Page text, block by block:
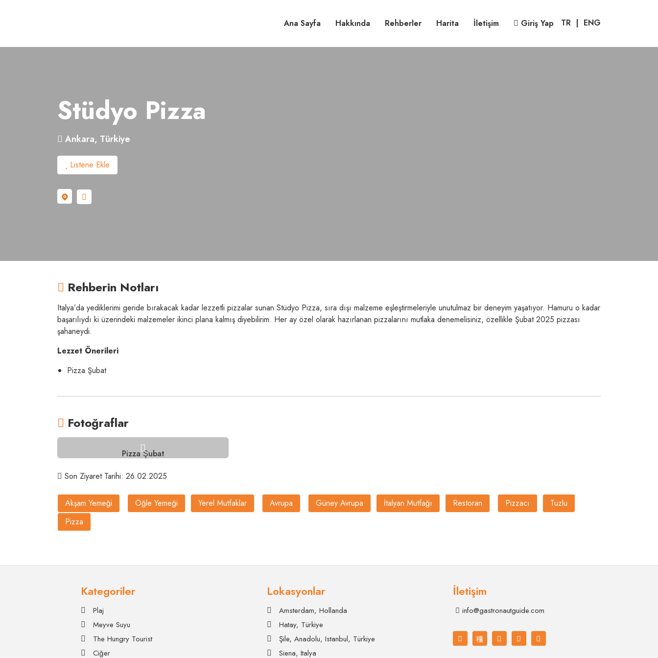
Ana Sayfa Hakkında Rehberler Harita İletişim Giriş Yap TR | ENG
Stüdyo Pizza
Ankara, Türkiye
Listene Ekle
Rehberin Notları
Italya’da yediklerimi geride bırakacak kadar lezzetli pizzalar sunan Stüdyo Pizza, sıra dışı malzeme eşleştirmeleriyle unutulmaz bir deneyim yaşatıyor. Hamuru o kadar
başarılıydı ki üzerindeki malzemeler ikinci plana kalmış diyebilirim. Her ay özel olarak hazırlanan pizzalarını mutlaka denemelisiniz, özellikle Şubat 2025 pizzası
şahaneydi.
Lezzet Önerileri
Pizza Şubat
Fotoğraflar
Pizza Şubat
Son Ziyaret Tarihi: 26.02.2025
Akşam Yemeği Öğle Yemeği Yerel Mutfaklar Avrupa Güney Avrupa İtalyan Mutfağı Restoran Pizzacı
Tuzlu
Pizza
Kategoriler
Plaj
Meyve Suyu
The Hungry Tourist
Ciğer
Lokasyonlar
Amsterdam, Hollanda
Hatay, Türkiye
Şile, Anadolu, Istanbul, Türkiye
Siena, Italya
İletişim
info@gastronautguide.com